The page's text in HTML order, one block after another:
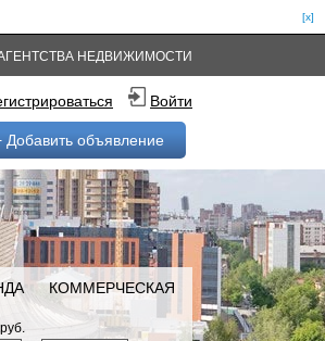
[x]
НЕДВИЖИМОСТИ
Войти
Добавить объявление
КОММЕРЧЕСКАЯ